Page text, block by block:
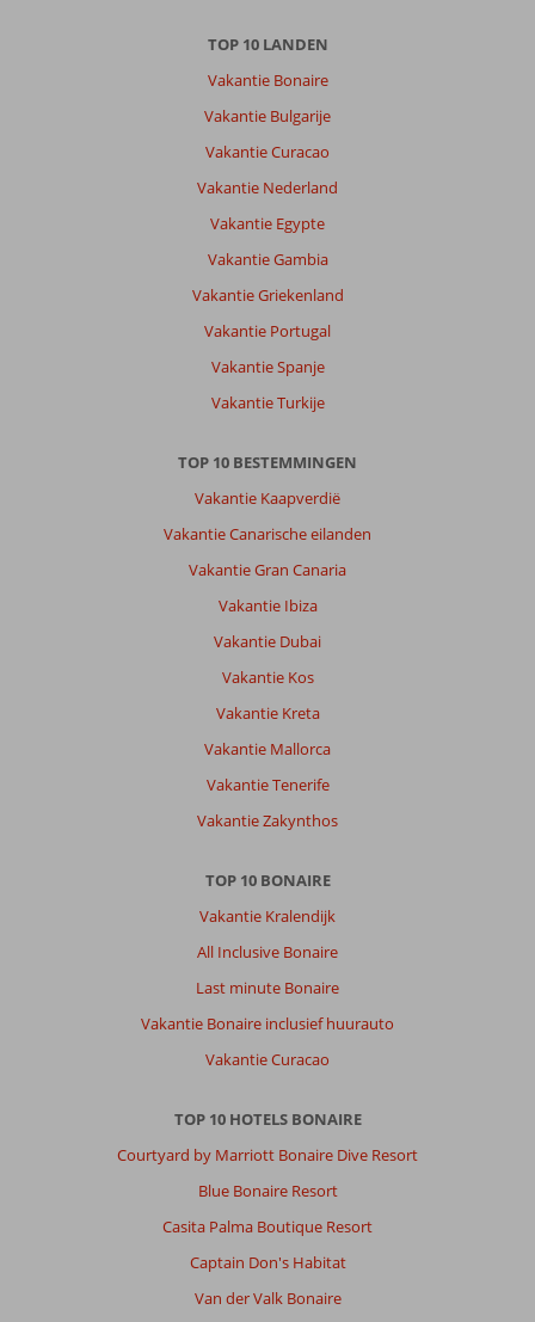
TOP 10 LANDEN
Vakantie Bonaire
Vakantie Bulgarije
Vakantie Curacao
Vakantie Nederland
Vakantie Egypte
Vakantie Gambia
Vakantie Griekenland
Vakantie Portugal
Vakantie Spanje
Vakantie Turkije
TOP 10 BESTEMMINGEN
Vakantie Kaapverdië
Vakantie Canarische eilanden
Vakantie Gran Canaria
Vakantie Ibiza
Vakantie Dubai
Vakantie Kos
Vakantie Kreta
Vakantie Mallorca
Vakantie Tenerife
Vakantie Zakynthos
TOP 10 BONAIRE
Vakantie Kralendijk
All Inclusive Bonaire
Last minute Bonaire
Vakantie Bonaire inclusief huurauto
Vakantie Curacao
TOP 10 HOTELS BONAIRE
Courtyard by Marriott Bonaire Dive Resort
Blue Bonaire Resort
Casita Palma Boutique Resort
Captain Don's Habitat
Van der Valk Bonaire